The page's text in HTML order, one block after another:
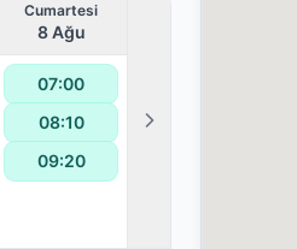
Cumartesi
8 Ağu
07:00
08:10
09:20